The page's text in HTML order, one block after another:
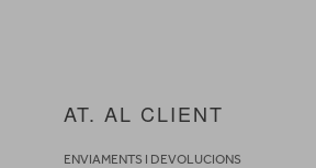
AT. AL CLIENT
ENVIAMENTS I DEVOLUCIONS